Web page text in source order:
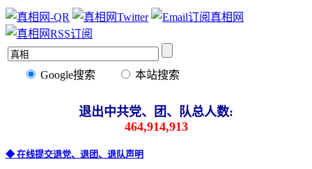
Google搜索 本站搜索
退出中共党、团、队总人数:
464,914,913
◆ 在线提交退党、退团、退队声明